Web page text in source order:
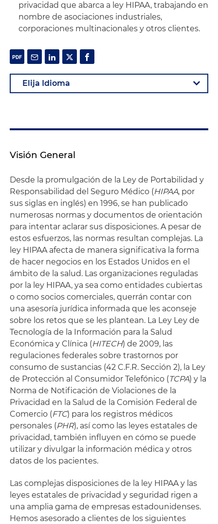
privacidad que abarca a ley HIPAA, trabajando en
nombre de asociaciones industriales,
corporaciones multinacionales y otros clientes.
Visión General
Desde la promulgación de la Ley de Portabilidad y
Responsabilidad del Seguro Médico (HIPAA, por
sus siglas en inglés) en 1996, se han publicado
numerosas normas y documentos de orientación
para intentar aclarar sus disposiciones. A pesar de
estos esfuerzos, las normas resultan complejas. La
ley HIPAA afecta de manera significativa la forma
de hacer negocios en los Estados Unidos en el
ámbito de la salud. Las organizaciones reguladas
por la ley HIPAA, ya sea como entidades cubiertas
o como socios comerciales, querrán contar con
una asesoría jurídica informada que les aconseje
sobre los retos que se les plantean. La Ley Ley de
Tecnología de la Información para la Salud
Económica y Clínica (HITECH) de 2009, las
regulaciones federales sobre trastornos por
consumo de sustancias (42 C.F.R. Sección 2), la Ley
de Protección al Consumidor Telefónico (TCPA) y la
Norma de Notificación de Violaciones de la
Privacidad en la Salud de la Comisión Federal de
Comercio (FTC) para los registros médicos
personales (PHR), así como las leyes estatales de
privacidad, también influyen en cómo se puede
utilizar y divulgar la información médica y otros
datos de los pacientes.
Las complejas disposiciones de la ley HIPAA y las
leyes estatales de privacidad y seguridad rigen a
una amplia gama de empresas estadounidenses.
Hemos asesorado a clientes de los siguientes